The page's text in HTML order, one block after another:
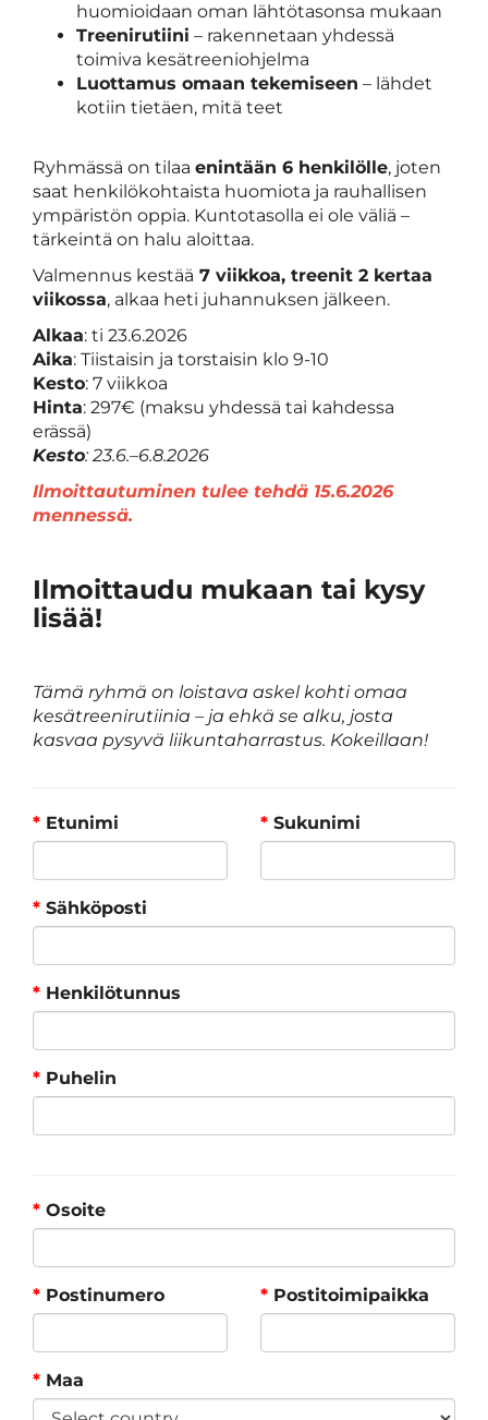
huomioidaan oman lähtötasonsa mukaan
Treenirutiini – rakennetaan yhdessä
toimiva kesätreeniohjelma
Luottamus omaan tekemiseen – lähdet
kotiin tietäen, mitä teet
Ryhmässä on tilaa enintään 6 henkilölle, joten
saat henkilökohtaista huomiota ja rauhallisen
ympäristön oppia. Kuntotasolla ei ole väliä –
tärkeintä on halu aloittaa.
Valmennus kestää 7 viikkoa, treenit 2 kertaa
viikossa, alkaa heti juhannuksen jälkeen.
Alkaa: ti 23.6.2026
Aika: Tiistaisin ja torstaisin klo 9-10
Kesto: 7 viikkoa
Hinta: 297€ (maksu yhdessä tai kahdessa
erässä)
Kesto: 23.6.–6.8.2026
Ilmoittautuminen tulee tehdä 15.6.2026
mennessä.
Ilmoittaudu mukaan tai kysy
lisää!
Tämä ryhmä on loistava askel kohti omaa
kesätreenirutiinia – ja ehkä se alku, josta
kasvaa pysyvä liikuntaharrastus. Kokeillaan!
* Etunimi * Sukunimi
* Sähköposti
* Henkilötunnus
* Puhelin
* Osoite
* Postinumero * Postitoimipaikka
* Maa